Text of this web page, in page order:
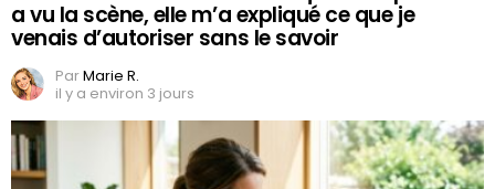
a vu la scène, elle m’a expliqué ce que je
venais d’autoriser sans le savoir
ParMarie R.
il y a environ 3 jours